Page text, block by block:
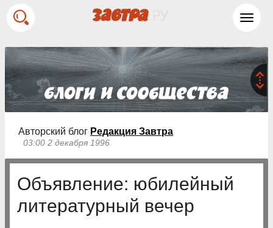
Авторский блог Редакция Завтра
03:00 2 декабря 1996
Объявление: юбилейный
литературный вечер